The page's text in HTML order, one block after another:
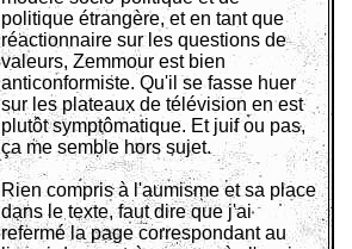
politique étrangère, et en tant que
réactionnaire sur les questions de
valeurs, Zemmour est bien
anticonformiste. Qu'il se fasse huer
sur les plateaux de télévision en est
plutôt symptômatique. Et juif ou pas,
ça me semble hors sujet.
Rien compris à l'aumisme et sa place
dans le texte, faut dire que j'ai
refermé la page correspondant au